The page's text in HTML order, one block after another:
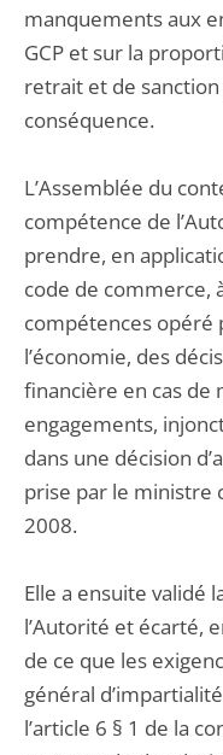
manquements aux
GCP et sur la
retrait et de
conséquence.
L’Assemblée du
compétence de
prendre, en
code de commerce,
compétences opéré
l’économie, des
financière en cas de
engagements,
dans une décision
prise par le ministre
2008.
Elle a ensuite validé
l’Autorité et écarté,
de ce que les
général
l’article 6 § 1 de la